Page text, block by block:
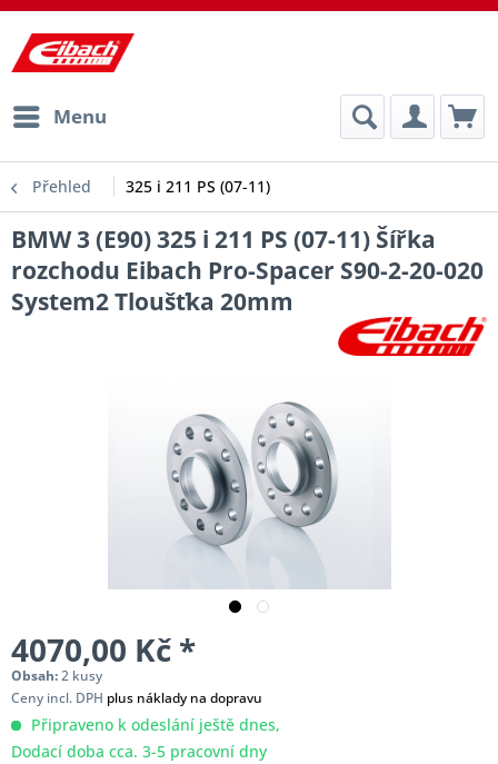
Menu
Přehled 325 i 211 PS (07-11)
BMW 3 (E90) 325 i 211 PS (07-11) Šířka
rozchodu Eibach Pro-Spacer S90-2-20-020
System2 Tloušťka 20mm
4070,00 Kč *
Obsah:2 kusy
Ceny incl. DPH plus náklady na dopravu
Připraveno k odeslání ještě dnes,
Dodací doba cca. 3-5 pracovní dny